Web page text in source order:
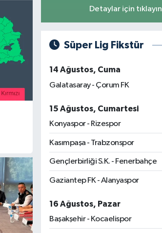
Detaylar için tıklayın
Süper Lig Fikstür
14 Ağustos, Cuma
Galatasaray - Çorum FK
15 Ağustos, Cumartesi
Konyaspor - Rizespor
Kasımpaşa - Trabzonspor
Gençlerbirliği S.K. - Fenerbahçe
Gaziantep FK - Alanyaspor
16 Ağustos, Pazar
Başakşehir - Kocaelispor